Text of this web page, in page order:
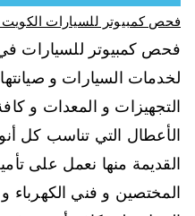
فحص كمبيوتر للسيارات الكويت 98080146‬ فحص كمبيوتر متنقل
فحص كمبيوتر للسيارات
لخدمات السيارات و
التجهيزات و المعدات و
الأعطال التي تناسب كل
القديمة منها نعمل على
المختصين و فني الكهرباء